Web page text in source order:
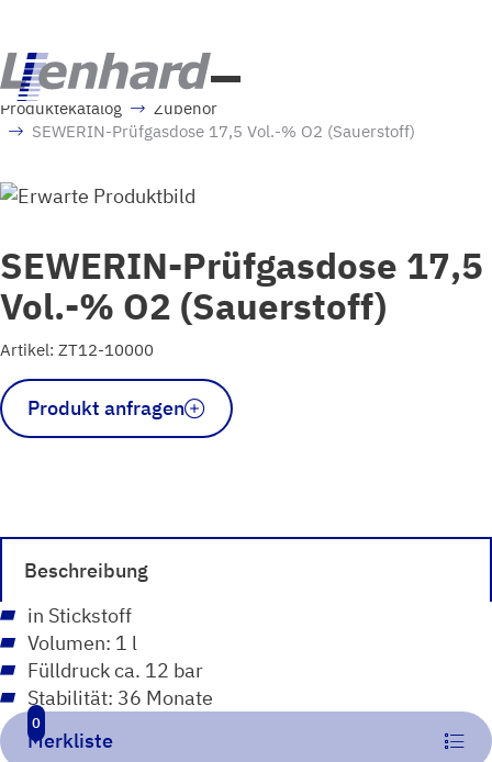
Merkliste
0
Produktekatalog
Zubehör
SEWERIN-Prüfgasdose 17,5 Vol.-% O2 (Sauerstoff)
SEWERIN-Prüfgasdose 17,5
Vol.-% O2 (Sauerstoff)
Artikel: ZT12-10000
SEWERIN-
Prüfgasdose
17,5
Menge
Produkt anfragen
Beschreibung
in Stickstoff
Volumen: 1 l
Fülldruck ca. 12 bar
Stabilität: 36 Monate